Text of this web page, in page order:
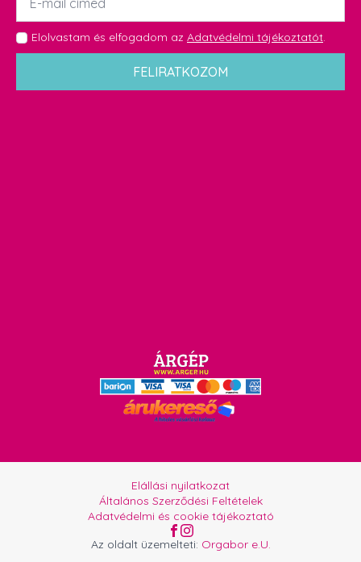
GDPR
*
Elolvastam és elfogadom az Adatvédelmi tájékoztatót.
FELIRATKOZOM
Az oldalt üzemelteti: Orgabor e.U.
Elállási nyilatkozat
Általános Szerződési Feltételek
Adatvédelmi és cookie tájékoztató